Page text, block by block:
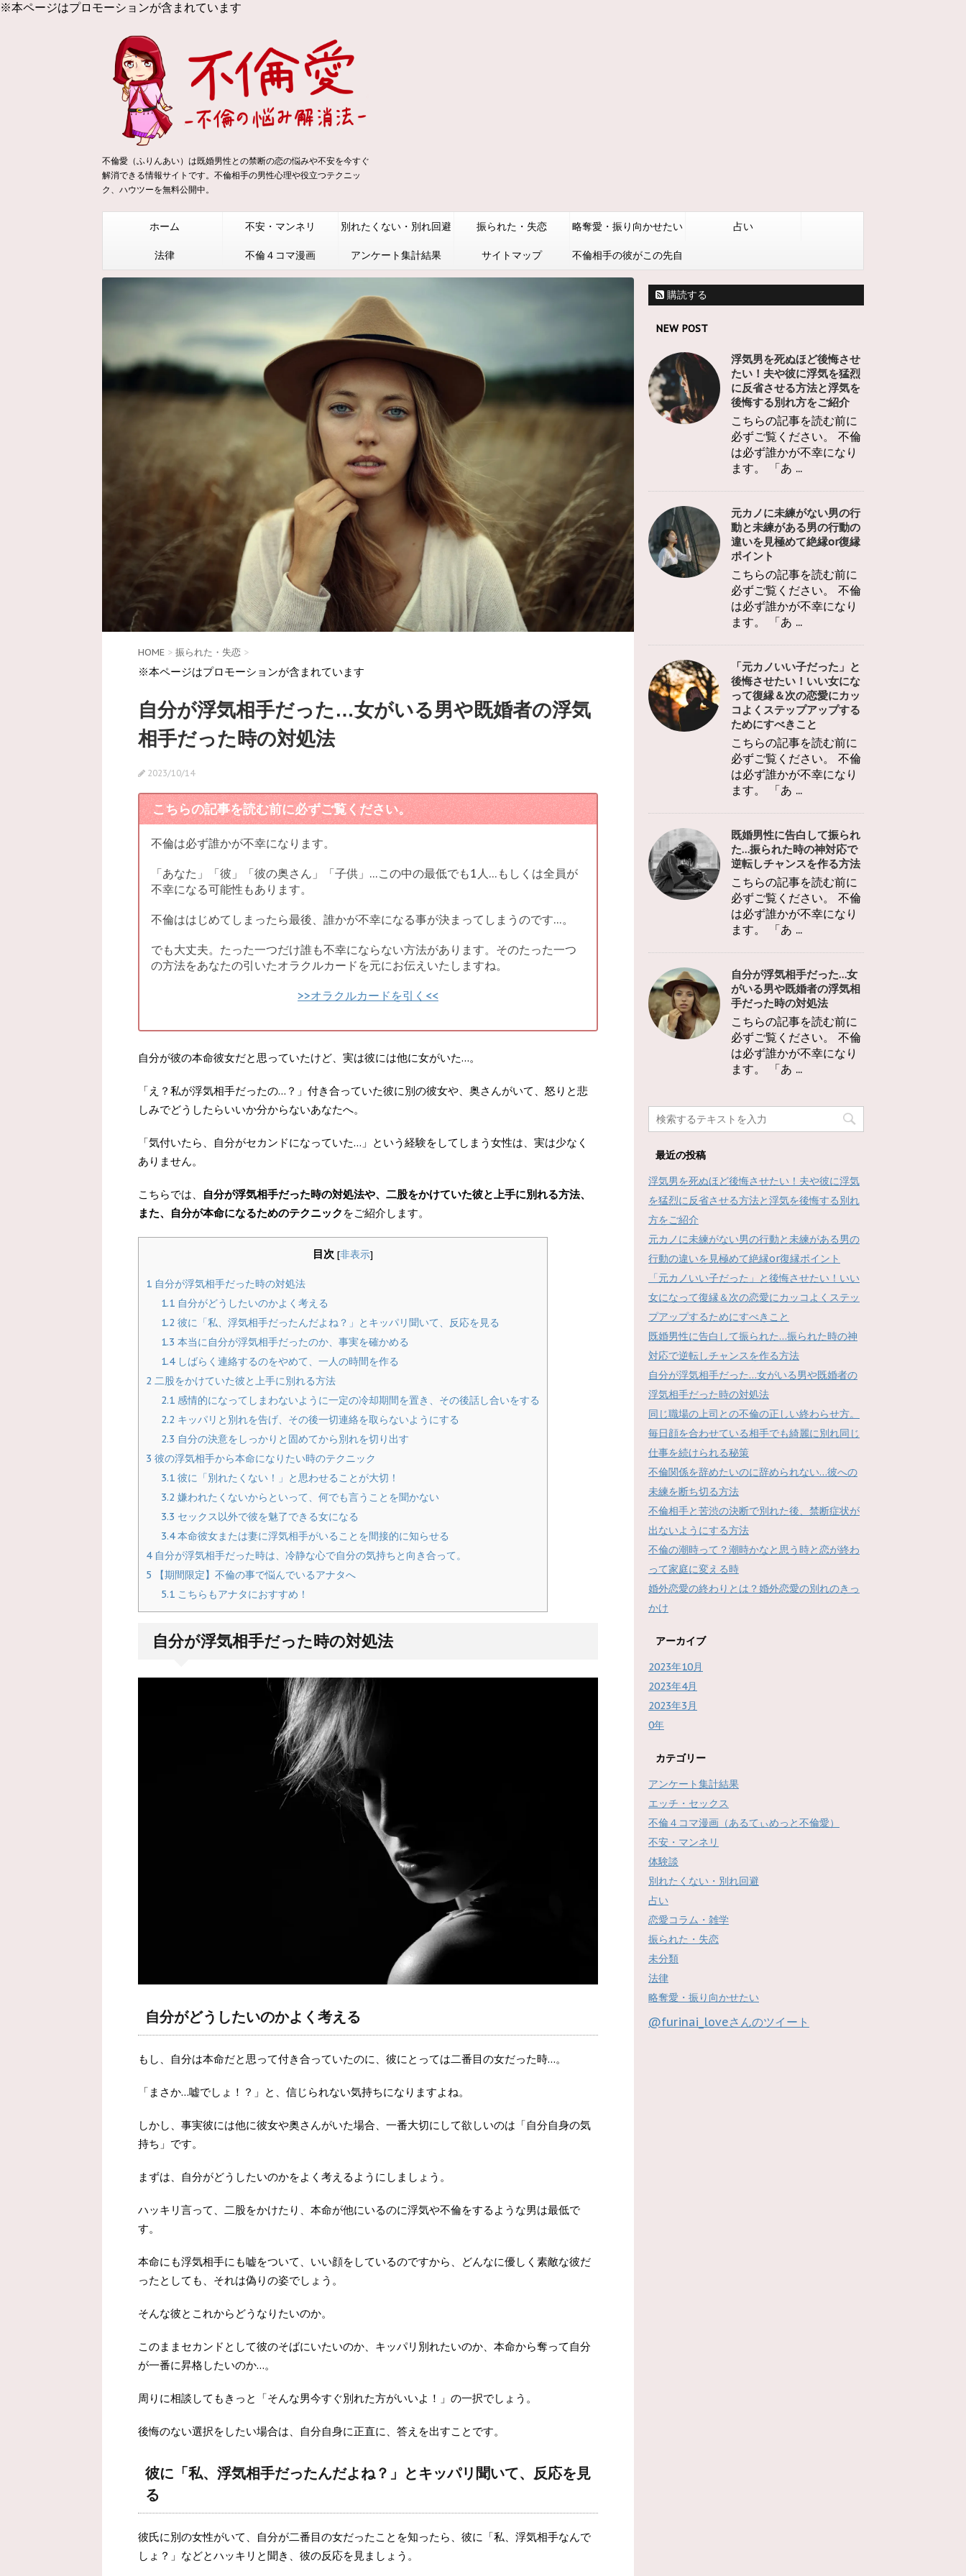
※本ページはプロモーションが含まれています
不倫愛（ふりんあい）は既婚男性との禁断の恋の悩みや不安を今すぐ
解消できる情報サイトです。不倫相手の男性心理や役立つテクニッ
ク、ハウツーを無料公開中。
ホーム 不安・マンネリ 別れたくない・別れ回避 振られた・失恋 略奪愛・振り向かせたい 占い
法律 不倫４コマ漫画 アンケート集計結果 サイトマップ 不倫相手の彼がこの先自
分との関係をどうしたい
HOME > 振られた・失恋 >
※本ページはプロモーションが含まれています
自分が浮気相手だった…女がいる男や既婚者の浮気
相手だった時の対処法
2023/10/14
こちらの記事を読む前に必ずご覧ください。
不倫は必ず誰かが不幸になります。
「あなた」「彼」「彼の奥さん」「子供」…この中の最低でも1人…もしくは全員が
不幸になる可能性もあります。
不倫ははじめてしまったら最後、誰かが不幸になる事が決まってしまうのです…。
でも大丈夫。たった一つだけ誰も不幸にならない方法があります。そのたった一つ
の方法をあなたの引いたオラクルカードを元にお伝えいたしますね。
>>オラクルカードを引く<<
自分が彼の本命彼女だと思っていたけど、実は彼には他に女がいた…。
「え？私が浮気相手だったの…？」付き合っていた彼に別の彼女や、奥さんがいて、怒りと悲
しみでどうしたらいいか分からないあなたへ。
「気付いたら、自分がセカンドになっていた…」という経験をしてしまう女性は、実は少なく
ありません。
こちらでは、
自分が浮気相手だった時の対処法や、二股をかけていた彼と上手に別れる方法、
また、自分が本命になるためのテクニック をご紹介します。
目次 [非表示]
1 自分が浮気相手だった時の対処法
1.1 自分がどうしたいのかよく考える
1.2 彼に「私、浮気相手だったんだよね？」とキッパリ聞いて、反応を見る
1.3 本当に自分が浮気相手だったのか、事実を確かめる
1.4しばらく連絡するのをやめて、一人の時間を作る
2 二股をかけていた彼と上手に別れる方法
2.1 感情的になってしまわないように一定の冷却期間を置き、その後話し合いをする
2.2 キッパリと別れを告げ、その後一切連絡を取らないようにする
2.3 自分の決意をしっかりと固めてから別れを切り出す
3 彼の浮気相手から本命になりたい時のテクニック
3.1 彼に「別れたくない！」と思わせることが大切！
3.2 嫌われたくないからといって、何でも言うことを聞かない
3.3 セックス以外で彼を魅了できる女になる
3.4本命彼女または妻に浮気相手がいることを間接的に知らせる
4自分が浮気相手だった時は、冷静な心で自分の気持ちと向き合って。
5 【期間限定】不倫の事で悩んでいるアナタへ
5.1 こちらもアナタにおすすめ！
自分が浮気相手だった時の対処法
自分がどうしたいのかよく考える
もし、自分は本命だと思って付き合っていたのに、彼にとっては二番目の女だった時…。
「まさか…嘘でしょ！？」と、信じられない気持ちになりますよね。
しかし、事実彼には他に彼女や奥さんがいた場合、一番大切にして欲しいのは「自分自身の気
持ち」です。
まずは、自分がどうしたいのかをよく考えるようにしましょう。
ハッキリ言って、二股をかけたり、本命が他にいるのに浮気や不倫をするような男は最低で
す。
本命にも浮気相手にも嘘をついて、いい顔をしているのですから、どんなに優しく素敵な彼だ
ったとしても、それは偽りの姿でしょう。
そんな彼とこれからどうなりたいのか。
このままセカンドとして彼のそばにいたいのか、キッパリ別れたいのか、本命から奪って自分
が一番に昇格したいのか…。
周りに相談してもきっと「そんな男今すぐ別れた方がいいよ！」の一択でしょう。
後悔のない選択をしたい場合は、自分自身に正直に、答えを出すことです。
彼に「私、浮気相手だったんだよね？」とキッパリ聞いて、反応を見
る
彼氏に別の女性がいて、自分が二番目の女だったことを知ったら、彼に「私、浮気相手なんで
しょ？」などとハッキリと聞き、彼の反応を見ましょう。
購読する
NEW POST
浮気男を死ぬほど後悔させ
たい！夫や彼に浮気を猛烈
に反省させる方法と浮気を
後悔する別れ方をご紹介
こちらの記事を読む前に
必ずご覧ください。 不倫
は必ず誰かが不幸になり
ます。 「あ ...
元カノに未練がない男の行
動と未練がある男の行動の
違いを見極めて絶縁or復縁
ポイント
こちらの記事を読む前に
必ずご覧ください。 不倫
は必ず誰かが不幸になり
ます。 「あ ...
「元カノいい子だった」と
後悔させたい！いい女にな
って復縁＆次の恋愛にカッ
コよくステップアップする
ためにすべきこと
こちらの記事を読む前に
必ずご覧ください。 不倫
は必ず誰かが不幸になり
ます。 「あ ...
既婚男性に告白して振られ
た…振られた時の神対応で
逆転しチャンスを作る方法
こちらの記事を読む前に
必ずご覧ください。 不倫
は必ず誰かが不幸になり
ます。 「あ ...
自分が浮気相手だった…女
がいる男や既婚者の浮気相
手だった時の対処法
こちらの記事を読む前に
必ずご覧ください。 不倫
は必ず誰かが不幸になり
ます。 「あ ...
最近の投稿
浮気男を死ぬほど後悔させたい！夫や彼に浮気
を猛烈に反省させる方法と浮気を後悔する別れ
方をご紹介
元カノに未練がない男の行動と未練がある男の
行動の違いを見極めて絶縁or復縁ポイント
「元カノいい子だった」と後悔させたい！いい
女になって復縁＆次の恋愛にカッコよくステッ
プアップするためにすべきこと
既婚男性に告白して振られた…振られた時の神
対応で逆転しチャンスを作る方法
自分が浮気相手だった…女がいる男や既婚者の
浮気相手だった時の対処法
同じ職場の上司との不倫の正しい終わらせ方。
毎日顔を合わせている相手でも綺麗に別れ同じ
仕事を続けられる秘策
不倫関係を辞めたいのに辞められない…彼への
未練を断ち切る方法
不倫相手と苦渋の決断で別れた後、禁断症状が
出ないようにする方法
不倫の潮時って？潮時かなと思う時と恋が終わ
って家庭に変える時
婚外恋愛の終わりとは？婚外恋愛の別れのきっ
かけ
アーカイブ
2023年10月
2023年4月
2023年3月
0年
カテゴリー
アンケート集計結果
エッチ・セックス
不倫４コマ漫画（あるてぃめっと不倫愛）
不安・マンネリ
体験談
別れたくない・別れ回避
占い
恋愛コラム・雑学
振られた・失恋
未分類
法律
略奪愛・振り向かせたい
@furinai_loveさんのツイート